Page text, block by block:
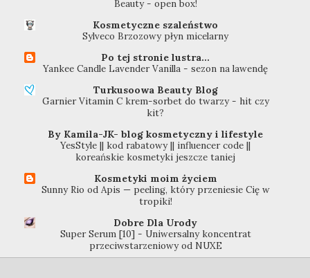
Beauty - open box!
Kosmetyczne szaleństwo
Sylveco Brzozowy płyn micelarny
Po tej stronie lustra...
Yankee Candle Lavender Vanilla - sezon na lawendę
Turkusoowa Beauty Blog
Garnier Vitamin C krem-sorbet do twarzy - hit czy
kit?
By Kamila-JK- blog kosmetyczny i lifestyle
YesStyle || kod rabatowy || influencer code ||
koreańskie kosmetyki jeszcze taniej
Kosmetyki moim życiem
Sunny Rio od Apis — peeling, który przeniesie Cię w
tropiki!
Dobre Dla Urody
Super Serum [10] - Uniwersalny koncentrat
przeciwstarzeniowy od NUXE